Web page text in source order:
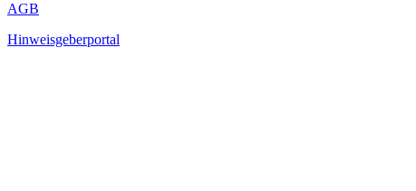
AGB
Hinweisgeberportal